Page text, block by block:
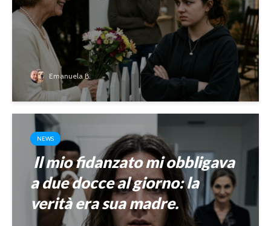
Emanuela B.
NEWS
Il mio fidanzato mi obbligava
a due docce al giorno: la
verità era sua madre.